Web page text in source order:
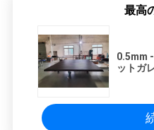
最高
0.5mm
ットガ